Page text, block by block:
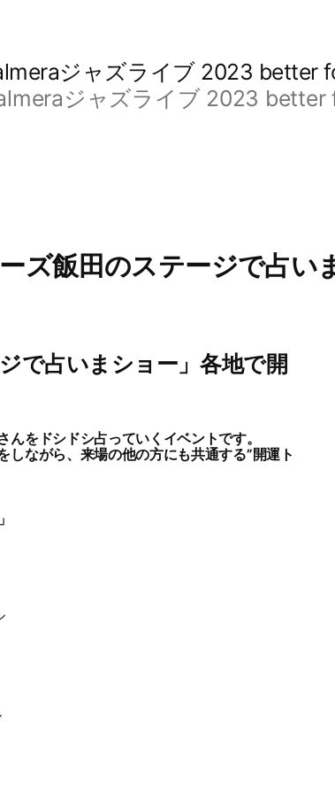
ジャズライブ 2023 better
ジャズライブ 2023 better
ズ飯田のステージで占い
で占いまショー」各地で開
をドシドシ占っていくイベントです。
ながら、来場の他の方にも共通する”開運ト